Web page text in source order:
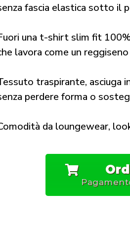
fascia elastica sotto il
una t-shirt slim fit
lavora come un
traspirante, asciuga
perdere forma o
da loungewear,